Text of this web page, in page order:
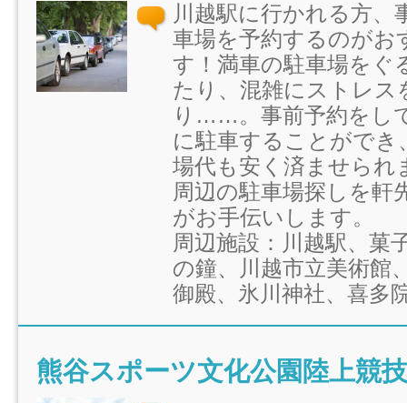
川越駅に行かれる方、
車場を予約するのがお
す！満車の駐車場をぐ
たり、混雑にストレス
り……。事前予約をし
に駐車することができ
場代も安く済ませられ
周辺の駐車場探しを軒
がお手伝いします。
周辺施設：川越駅、菓
の鐘、川越市立美術館
御殿、氷川神社、喜多